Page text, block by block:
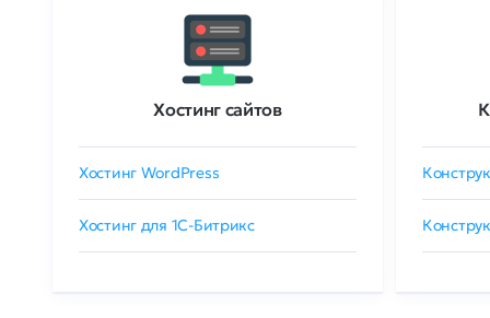
Хостинг сайтов
Хостинг WordPress
Хостинг для 1C-Битрикс